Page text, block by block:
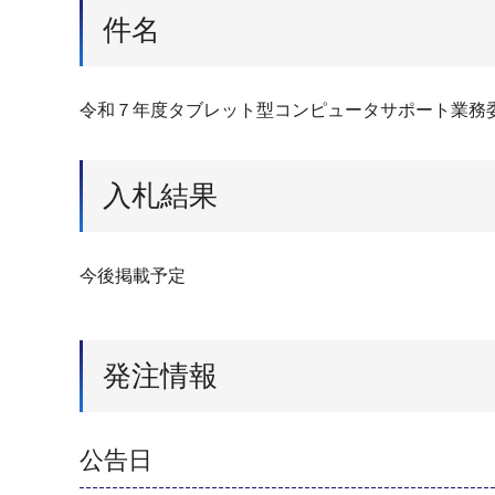
件名
令和７年度タブレット型コンピュータサポート業
入札結果
今後掲載予定
発注情報
公告日